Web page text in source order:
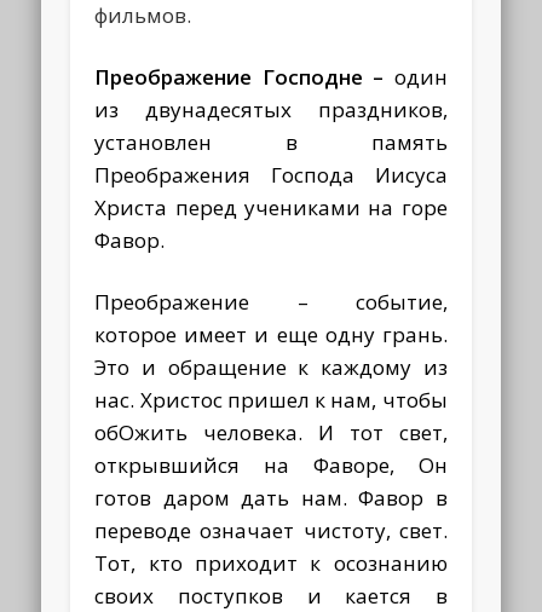
фильмов.
Преображение Господне – один
из двунадесятых праздников,
установлен в память
Преображения Господа Иисуса
Христа перед учениками на горе
Фавор.
Преображение – событие,
которое имеет и еще одну грань.
Это и обращение к каждому из
нас. Христос пришел к нам, чтобы
обОжить человека. И тот свет,
открывшийся на Фаворе, Он
готов даром дать нам. Фавор в
переводе означает чистоту, свет.
Тот, кто приходит к осознанию
своих поступков и кается в